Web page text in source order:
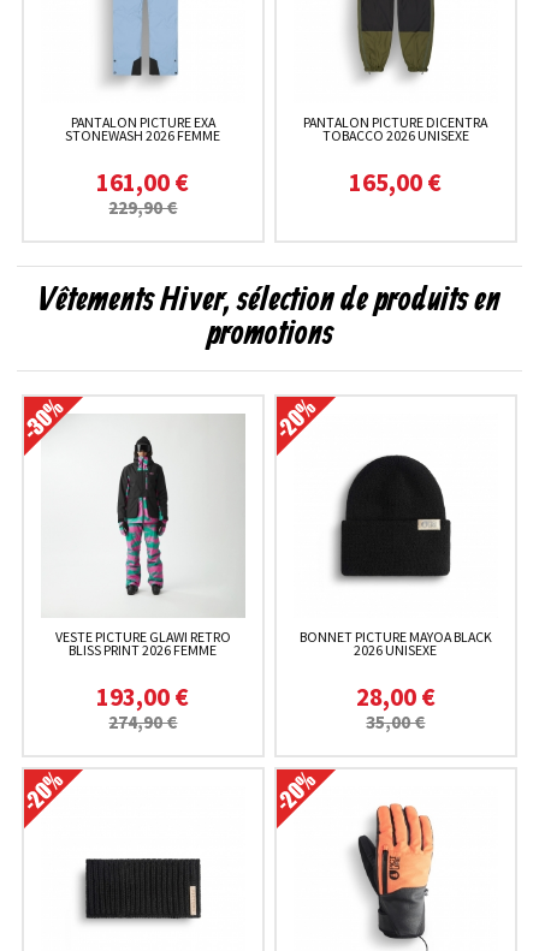
PANTALON PICTURE EXA
STONEWASH 2026 FEMME
161,00 €
229,90 €
PANTALON PICTURE DICENTRA
TOBACCO 2026 UNISEXE
165,00 €
Vêtements Hiver, sélection de produits en
promotions
VESTE PICTURE GLAWI RETRO
BLISS PRINT 2026 FEMME
193,00 €
274,90 €
BONNET PICTURE MAYOA BLACK
2026 UNISEXE
28,00 €
35,00 €